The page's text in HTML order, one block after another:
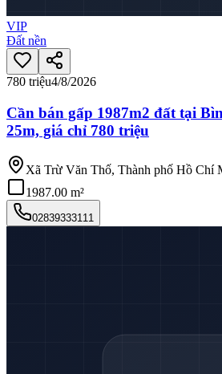
VIP
Đất nền
780 triệu4/8/2026
Cần bán gấp 1987m2 đất tại
25m, giá chỉ 780 triệu
Xã Trừ Văn Thố, Thành phố Hồ Chí
1987.00 m²
02839333111